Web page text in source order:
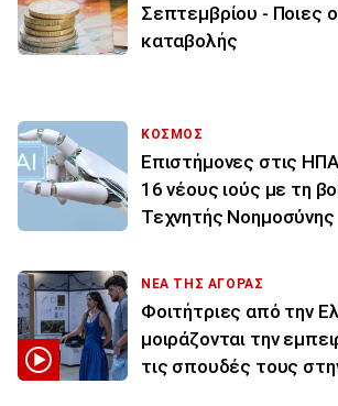
Σεπτεμβρίου - Ποιες
καταβολής
ΚΟΣΜΟΣ
Επιστήμονες στις
16 νέους ιούς με τη
Τεχνητής Νοημοσύνης
ΝΕΑ ΤΗΣ ΑΓΟΡΑΣ
Φοιτήτριες από την
μοιράζονται την
τις σπουδές τους